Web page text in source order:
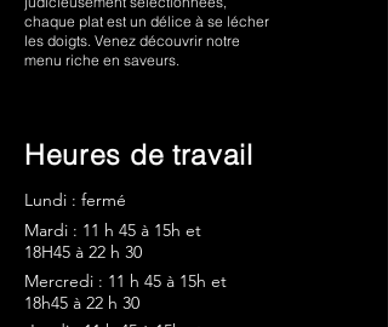
chaque plat est un délice à se lécher
les doigts. Venez découvrir notre
menu riche en saveurs.
Heures de travail
Lundi : fermé
Mardi : 11 h 45 à 15h et
18H45 à 22 h 30
Mercredi : 11 h 45 à 15h et
18h45 à 22 h 30